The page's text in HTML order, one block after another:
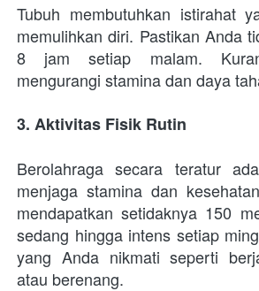
Tubuh membutuhkan istirahat
memulihkan diri. Pastikan Anda
8 jam setiap malam.
mengurangi stamina dan daya
3. Aktivitas Fisik Rutin
Berolahraga secara teratur
menjaga stamina dan
mendapatkan setidaknya 150
sedang hingga intens setiap
yang Anda nikmati seperti
atau berenang.